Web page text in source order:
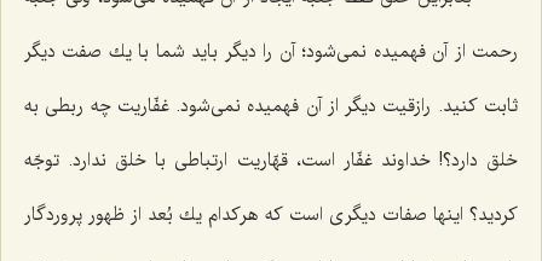
رحمت از آن فهمیده نمی‌شود؛ آن را دیگر باید شما با یك صفت دیگر
ثابت كنید. رازقیت دیگر از آن فهمیده نمی‌شود. غفّاریت چه ربطی به
خلق دارد؟! خداوند غفّار است، قهّاریت ارتباطی با خلق ندارد. توجّه
كردید؟ اینها صفات دیگری است كه هركدام یك بُعد از ظهور پروردگار